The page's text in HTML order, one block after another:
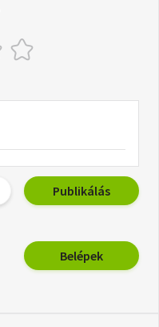
Publikálás
Belépek